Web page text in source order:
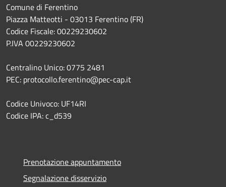
Comune di Ferentino
Piazza Matteotti - 03013 Ferentino (FR)
Codice Fiscale: 00229230602
P.IVA 00229230602
Centralino Unico: 0775 2481
PEC: protocollo.ferentino@pec-cap.it
Codice Univoco: UF14RI
Codice IPA: c_d539
Prenotazione appuntamento
Segnalazione disservizio